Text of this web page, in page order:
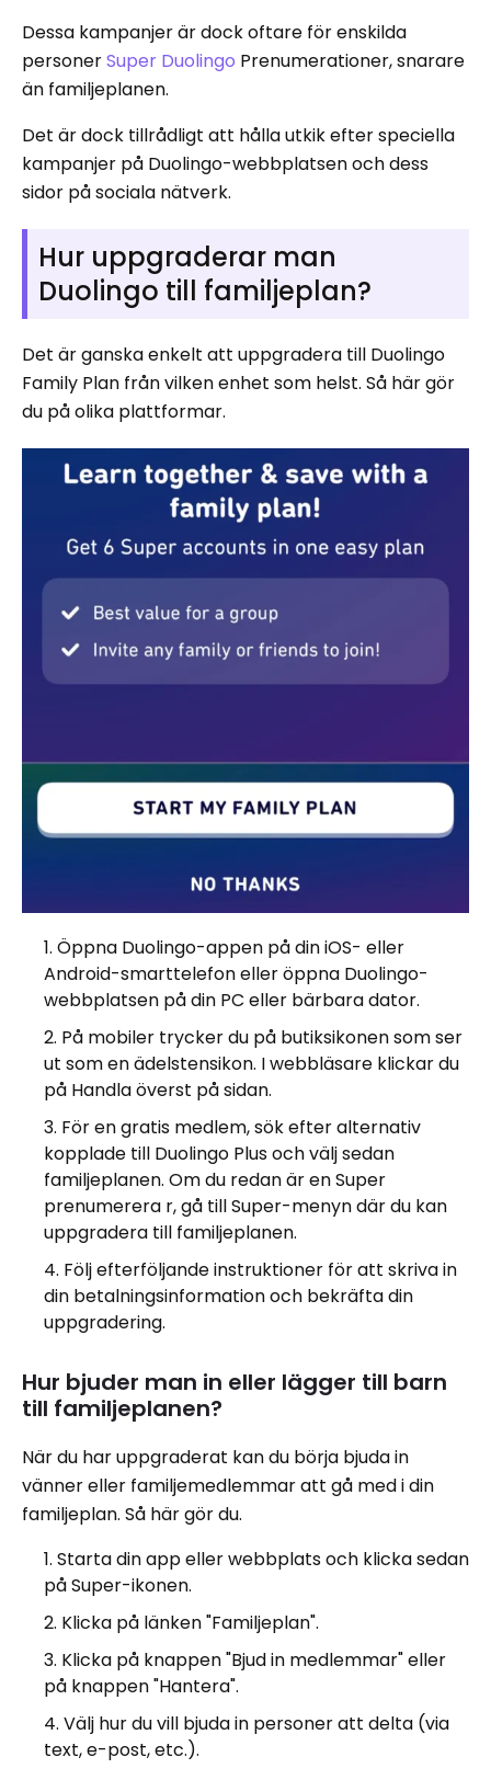
Dessa kampanjer är dock oftare för enskilda
personerSuper Duolingo Prenumerationer, snarare
än familjeplanen.
Det är dock tillrådligt att hålla utkik efter speciella
kampanjer på Duolingo-webbplatsen och dess
sidor på sociala nätverk.
Hur uppgraderar man
Duolingo till familjeplan?
Det är ganska enkelt att uppgradera till Duolingo
Family Plan från vilken enhet som helst. Så här gör
du på olika plattformar.
Öppna Duolingo-appen på din iOS- eller
Android-smarttelefon eller öppna Duolingo-
webbplatsen på din PC eller bärbara dator.
På mobiler trycker du på butiksikonen som ser
ut som en ädelstensikon. I webbläsare klickar du
på Handla överst på sidan.
För en gratis medlem, sök efter alternativ
kopplade till Duolingo Plus och välj sedan
familjeplanen. Om du redan är en Super
prenumerera r, gå till Super-menyn där du kan
uppgradera till familjeplanen.
Följ efterföljande instruktioner för att skriva in
din betalningsinformation och bekräfta din
uppgradering.
Hur bjuder man in eller lägger till barn
till familjeplanen?
När du har uppgraderat kan du börja bjuda in
vänner eller familjemedlemmar att gå med i din
familjeplan. Så här gör du.
Starta din app eller webbplats och klicka sedan
på Super-ikonen.
Klicka på länken "Familjeplan".
Klicka på knappen "Bjud in medlemmar" eller
på knappen "Hantera".
Välj hur du vill bjuda in personer att delta (via
text, e-post, etc.).